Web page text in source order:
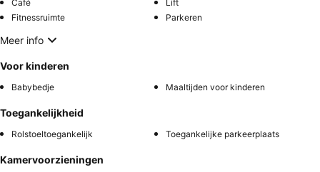
Café
Lift
Fitnessruimte
Parkeren
Meer info
Voor kinderen
Babybedje Maaltijden voor kinderen
Toegankelijkheid
Rolstoeltoegankelijk Toegankelijke parkeerplaats
Kamervoorzieningen